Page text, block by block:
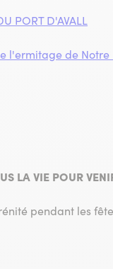
PORT D'AVALL
l'ermitage de
LA VIE POUR
pendant les